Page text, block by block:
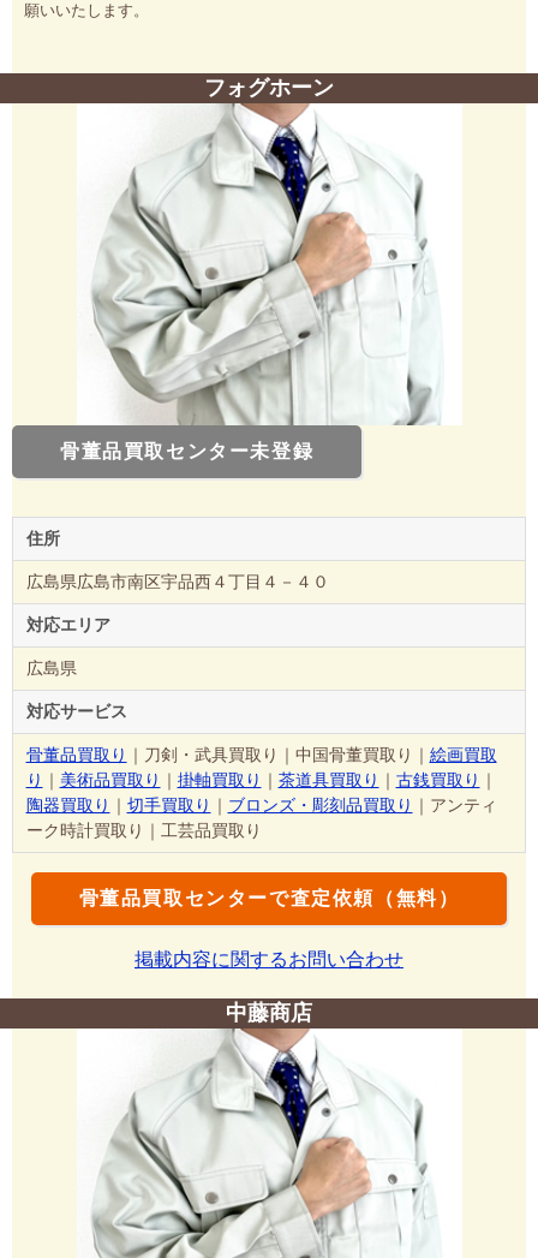
願いいたします。
フォグホーン
骨董品買取センター未登録
住所
広島県広島市南区宇品西４丁目４－４０
対応エリア
広島県
対応サービス
骨董品買取り ｜刀剣・武具買取り｜中国骨董買取り｜ 絵画買取
り ｜ 美術品買取り ｜ 掛軸買取り ｜ 茶道具買取り ｜ 古銭買取り ｜
陶器買取り ｜ 切手買取り ｜ ブロンズ・彫刻品買取り ｜アンティ
ーク時計買取り｜工芸品買取り
骨董品買取センターで査定依頼（無料）
掲載内容に関するお問い合わせ
中藤商店